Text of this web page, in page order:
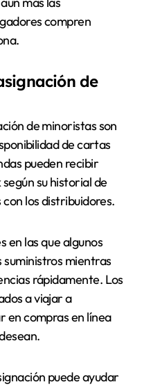
compren
de
de minoristas son
de cartas
pueden recibir
su historial de
los distribuidores.
en las que algunos
mientras
rápidamente. Los
a viajar a
en compras en línea
puede ayudar